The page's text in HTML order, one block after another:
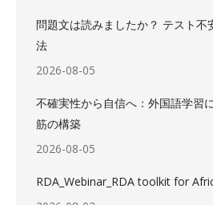
問題文は読みましたか？ テスト不
法
2026-08-05
不確実性から自信へ：外国語学習
筋の構築
2026-08-05
RDA_Webinar_RDA toolkit for